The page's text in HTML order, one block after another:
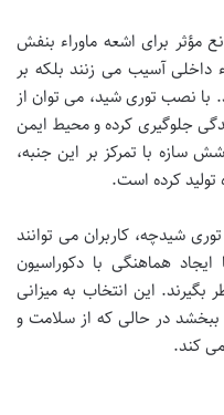
مؤثر برای اشعه ماوراء بنفش
داخلی آسیب می زنند بلکه بر
با نصب توری شید، می توان از
جلوگیری کرده و محیط ایمن
سازه با تمرکز بر این جنبه،
شیدچه، کاربران می توانند
هماهنگی با دکوراسیون
بگیرند. این انتخاب به میزانی
در حالی که از سلامت و
کند.